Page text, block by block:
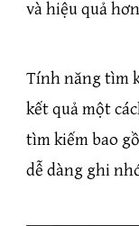
và hiệu quả
Tính năng tìm
kết quả một
tìm kiếm bao
dễ dàng ghi